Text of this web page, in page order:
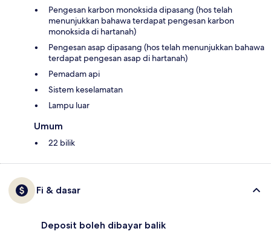
Pengesan karbon monoksida dipasang (hos telah
menunjukkan bahawa terdapat pengesan karbon
monoksida di hartanah)
Pengesan asap dipasang (hos telah menunjukkan bahawa
terdapat pengesan asap di hartanah)
Pemadam api
Sistem keselamatan
Lampu luar
Umum
22 bilik
Fi & dasar
Deposit boleh dibayar balik